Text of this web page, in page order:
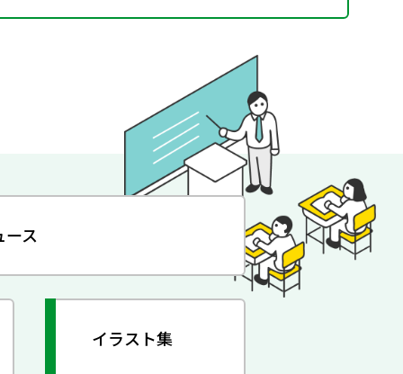
ース
イラスト集